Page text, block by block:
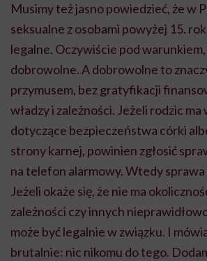
Musimy też jasno powiedzieć, że w
seksualne z osobami powyżej 15.
legalne. Oczywiście pod warunkiem,
dobrowolne. A dobrowolne to
przymusem, bez gratyfikacji
władzy i zależności. Jeżeli rodzic
dotyczące bezpieczeństwa córki
strony karnej, powinien zgłosić
na telefon alarmowy. Wtedy sprawa
Jeżeli okaże się, że nie ma
zależności czy innych
może być legalnie w związku. I
brutalnie: nic nikomu do tego.